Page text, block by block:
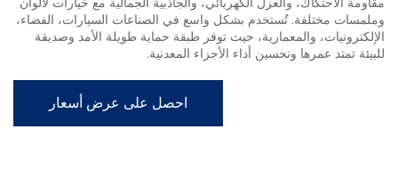
تُستخدم بشكل واسع في الصناعات السيارات، الفضاء،
والمعمارية، حيث توفر طبقة حماية طويلة الأمد وصديقة
عمرها وتحسين أداء الأجزاء المعدنية.
احصل على عرض أسعار